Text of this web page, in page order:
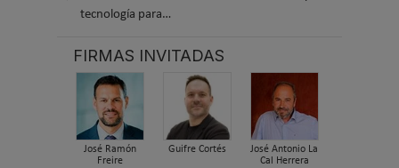
tecnología para…
FIRMAS INVITADAS
José Ramón
Freire
Guifre Cortés
José Antonio La
Cal Herrera